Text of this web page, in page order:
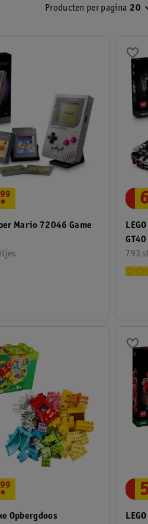
Producten per pagina 20
Mario 72046 Game
.
99
793
Opbergdoos
.
99